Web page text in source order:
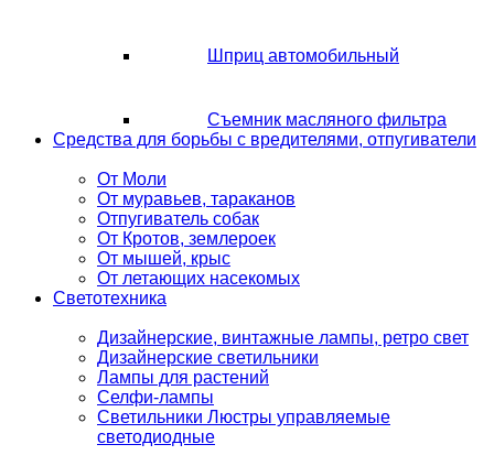
Шприц автомобильный
Съемник масляного фильтра
Средства для борьбы с вредителями, отпугиватели
От Моли
От муравьев, тараканов
Отпугиватель собак
От Кротов, землероек
От мышей, крыс
От летающих насекомых
Светотехника
Дизайнерские, винтажные лампы, ретро свет
Дизайнерские светильники
Лампы для растений
Селфи-лампы
Светильники Люстры управляемые
светодиодные